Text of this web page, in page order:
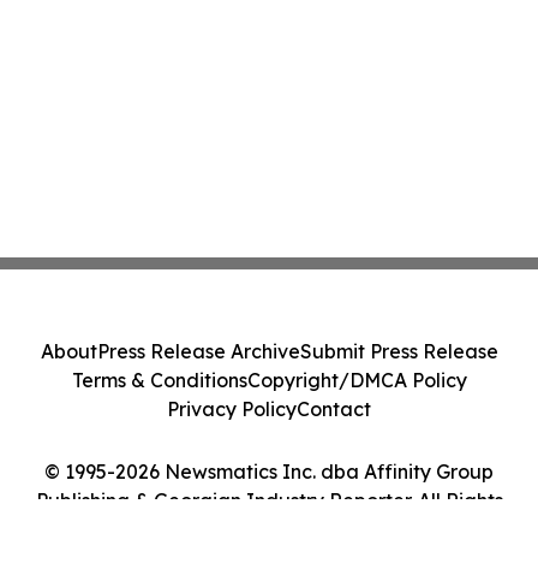
© 1995-2026 Newsmatics Inc. dba Affinity Group
Publishing & Georgian Industry Reporter. All Rights
AboutPress Release ArchiveSubmit Press Release
Terms & ConditionsCopyright/DMCA Policy
Privacy PolicyContact